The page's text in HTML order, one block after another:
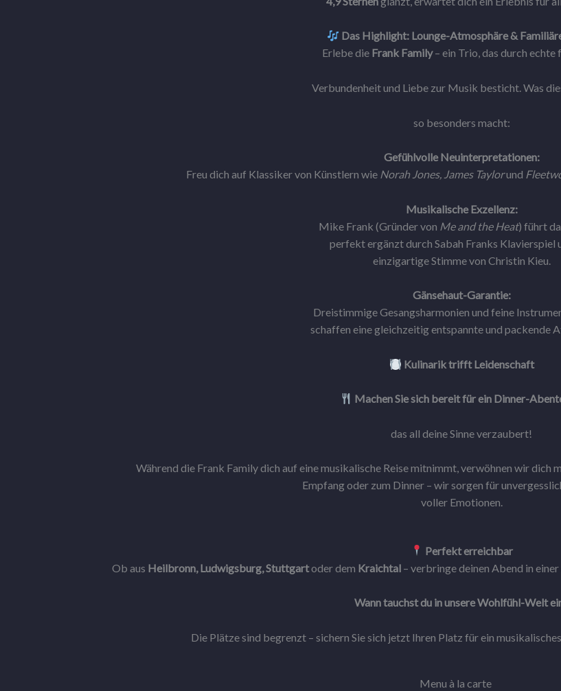
Das Highlight: Lounge-Atmosphäre &
Erlebe die Frank Family– ein Trio, das durch echte
Verbundenheit und Liebe zur Musik besticht. Was
so besonders macht:
Gefühlvolle Neuinterpretationen:
Freu dich auf Klassiker von Künstlern wie Norah Jones, James Taylorund
Musikalische Exzellenz:
Mike Frank (Gründer von Me and the Heat) führt
perfekt ergänzt durch Sabah Franks Klavierspiel
einzigartige Stimme von Christin Kieu.
Gänsehaut-Garantie:
Dreistimmige Gesangsharmonien und feine
schaffen eine gleichzeitig entspannte und packende
Kulinarik trifft Leidenschaft
Machen Sie sich bereit für ein Dinner-
das all deine Sinne verzaubert!
Während die Frank Family dich auf eine musikalische Reise mitnimmt, verwöhnen wir dich
Empfang oder zum Dinner – wir sorgen für
voller Emotionen.
Perfekt erreichbar
Ob aus Heilbronn, Ludwigsburg, Stuttgartoder dem Kraichtal– verbringe deinen Abend in
Wann tauchst du in unsere Wohlfühl-Welt
Die Plätze sind begrenzt – sichern Sie sich jetzt Ihren Platz für ein musikalisches
Menu à la carte